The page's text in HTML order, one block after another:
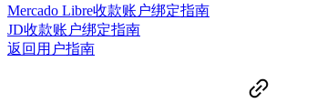
Mercado Libre收款账户绑定指南
JD收款账户绑定指南
返回用户指南